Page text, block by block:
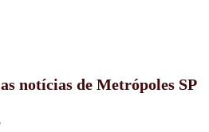
notícias de Metrópoles SP